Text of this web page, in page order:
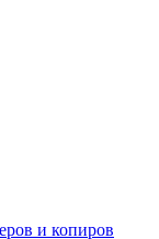
и копиров